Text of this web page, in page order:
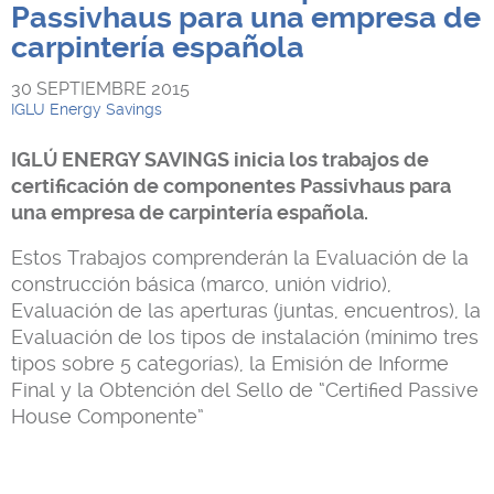
Passivhaus para una empresa de
carpintería española
30 SEPTIEMBRE 2015
IGLU Energy Savings
IGLÚ ENERGY SAVINGS inicia los trabajos de
certificación de componentes Passivhaus para
una empresa de carpintería española.
Estos Trabajos comprenderán la Evaluación de la
construcción básica (marco, unión vidrio),
Evaluación de las aperturas (juntas, encuentros), la
Evaluación de los tipos de instalación (mínimo tres
tipos sobre 5 categorías), la Emisión de Informe
Final y la Obtención del Sello de “Certified Passive
House Componente”